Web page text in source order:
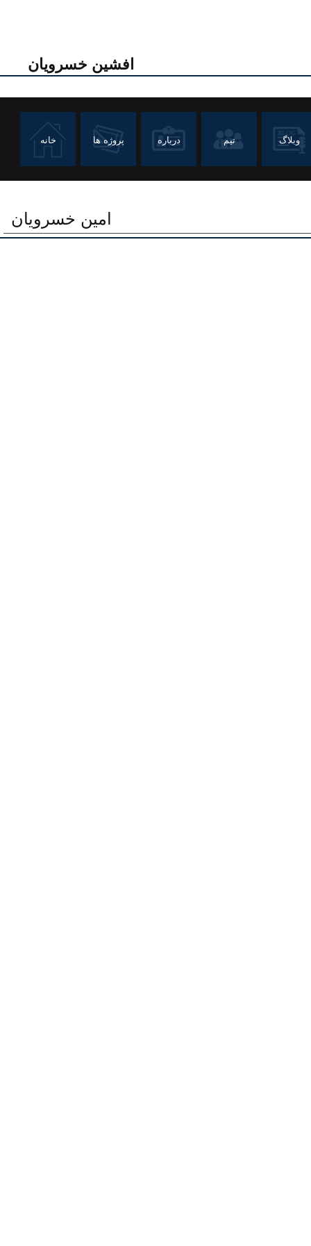
افشین خسرویان
خانه پروژه ها درباره تیم وبلاگ
امین خسرویان